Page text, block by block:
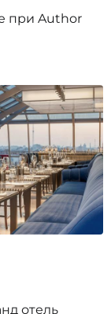
при Author
отель